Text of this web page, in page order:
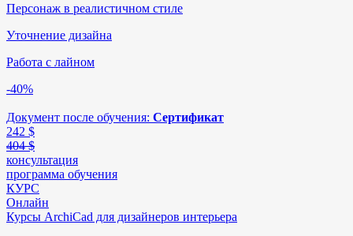
Персонаж в реалистичном стиле
Уточнение дизайна
Работа с лайном
-40%
Документ после обучения: Сертификат
242 $
404 $
консультация
программа обучения
КУРС
Онлайн
Курсы ArchiCad для дизайнеров интерьера